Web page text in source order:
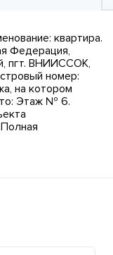
квартира.
Федерация,
пгт. ВНИИССОК,
номер:
на котором
Этаж № 6.